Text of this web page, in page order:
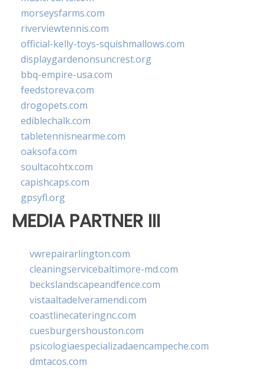
morseysfarms.com
riverviewtennis.com
official-kelly-toys-squishmallows.com
displaygardenonsuncrest.org
bbq-empire-usa.com
feedstoreva.com
drogopets.com
ediblechalk.com
tabletennisnearme.com
oaksofa.com
soultacohtx.com
capishcaps.com
gpsyfl.org
MEDIA PARTNER III
vwrepairarlington.com
cleaningservicebaltimore-md.com
beckslandscapeandfence.com
vistaaltadelveramendi.com
coastlinecateringnc.com
cuesburgershouston.com
psicologiaespecializadaencampeche.com
dmtacos.com